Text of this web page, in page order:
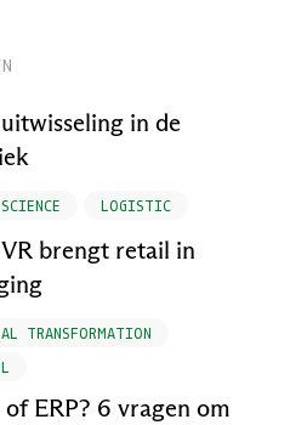
in de
LOGISTIC
brengt retail in
TRANSFORMATION
ERP? 6 vragen om